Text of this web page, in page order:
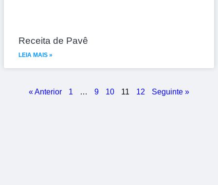
Receita de Pavê
LEIA MAIS »
« Anterior 1 … 9 10 11 12 Seguinte »